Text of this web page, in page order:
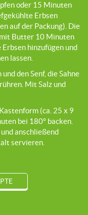
oder 15 Minuten
Erbsen
auf der Packung). Die
Butter 10 Minuten
hinzufügen und
lassen.
den Senf, die Sahne
Mit Salz und
(ca. 25 x 9
bei 180° backen.
anschließend
servieren.